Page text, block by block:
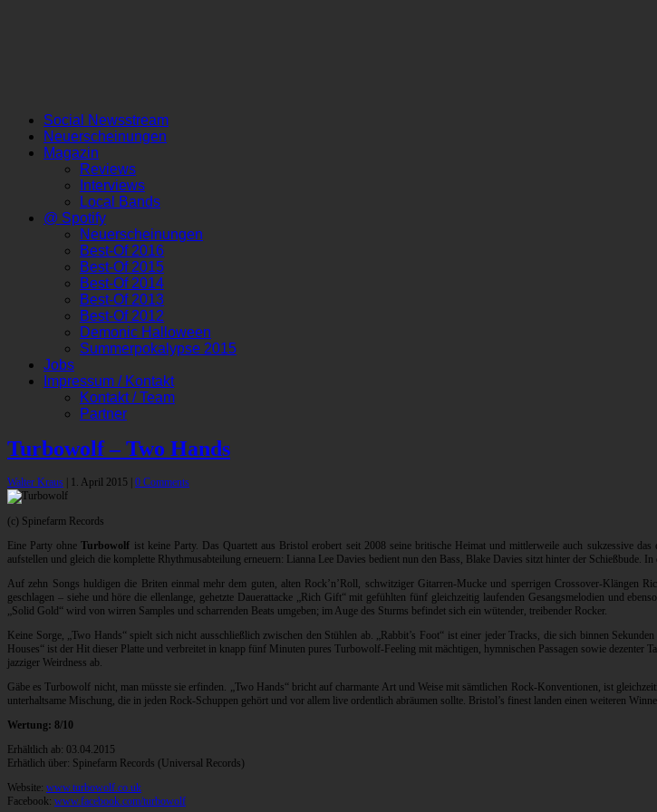
Social Newsstream
Neuerscheinungen
Magazin
Reviews
Interviews
Local Bands
@ Spotify
Neuerscheinungen
Best-Of 2016
Best-Of 2015
Best-Of 2014
Best-Of 2013
Best-Of 2012
Demonic Halloween
Summerpokalypse 2015
Jobs
Impressum / Kontakt
Kontakt / Team
Partner
Turbowolf – Two Hands
Walter Kraus 1. April 2015 0 Comments
(c) Spinefarm Records
Eine Party ohneTurbowolf ist keine Party. Das Quartett aus Bristol erobert seit 2008 seine britische Heimat und mittlerweile auch sukzessive
aufstellen und gleich die komplette Rhythmusabteilung erneuern: Lianna Lee Davies bedient nun den Bass, Blake Davies sitzt hinter der Schießbude.
Auf zehn Songs huldigen die Briten einmal mehr dem guten, alten Rock’n’Roll, schwitziger Gitarren-Mucke und sperrigen Crossover-
geschlagen – siehe und höre die ellenlange, gehetzte Dauerattacke „Rich Gift“ mit gefühlten fünf gleichzeitig laufenden Gesangsmelodien und
„Solid Gold“ wird von wirren Samples und scharrenden Beats umgeben; im Auge des Sturms befindet sich ein wütender, treibender Rocker.
Keine Sorge, „Two Hands“ spielt sich nicht ausschließlich zwischen den Stühlen ab. „Rabbit’s Foot“ ist einer jeder Tracks, die sich binnen
Houses“ ist der Hit dieser Platte und verbreitet in knapp fünf Minuten pures Turbowolf-Feeling mit mächtigen, hymnischen Passagen sowie
jazziger Weirdness ab.
Gäbe es Turbowolf nicht, man müsste sie erfinden. „Two Hands“ bricht auf charmante Art und Weise mit sämtlichen Rock-Konventionen, ist
unterhaltsame Mischung, die in jeden Rock-Schuppen gehört und vor allem live ordentlich abräumen sollte. Bristol’s finest landen einen weiteren
Wertung: 8/10
Erhältlich ab: 03.04.2015
Erhätlich über: Spinefarm Records (Universal Records)
Website: www.turbowolf.co.uk
Facebook: www.facebook.com/turbowolf